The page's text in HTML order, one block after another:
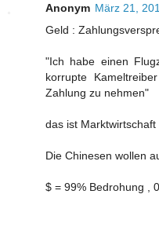
Anonym März 21,
Geld :
"Ich habe einen
korrupte
Zahlung zu nehmen"
das ist
Die Chinesen wollen
$ = 99% Bedrohung ,